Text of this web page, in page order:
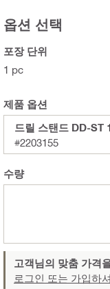
옵션 선택
포장 단위
1 pc
제품 옵션
드릴 스탠드 DD-ST
#2203155
수량
고객님의 맞춤 가격
로그인 또는 가입하